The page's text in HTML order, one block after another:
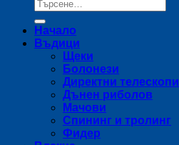
за:
Начало
Въдици
Щеки
Болонези
Директни телескопи
Дънен риболов
Мачови
Спининг и тролинг
Фидер